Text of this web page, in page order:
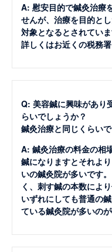
A: 慰安目的で鍼灸治療
せんが、治療を目的と
対象となるとされていま
詳しくはお近くの税務
Q: 美容鍼に興味があり
らいでしょうか？
鍼灸治療と同じくらい
A: 鍼灸治療の料金の相
鍼になりますとそれよ
いの鍼灸院が多いです
く、刺す鍼の本数によ
いずれにしても普通の
ている鍼灸院が多いのが